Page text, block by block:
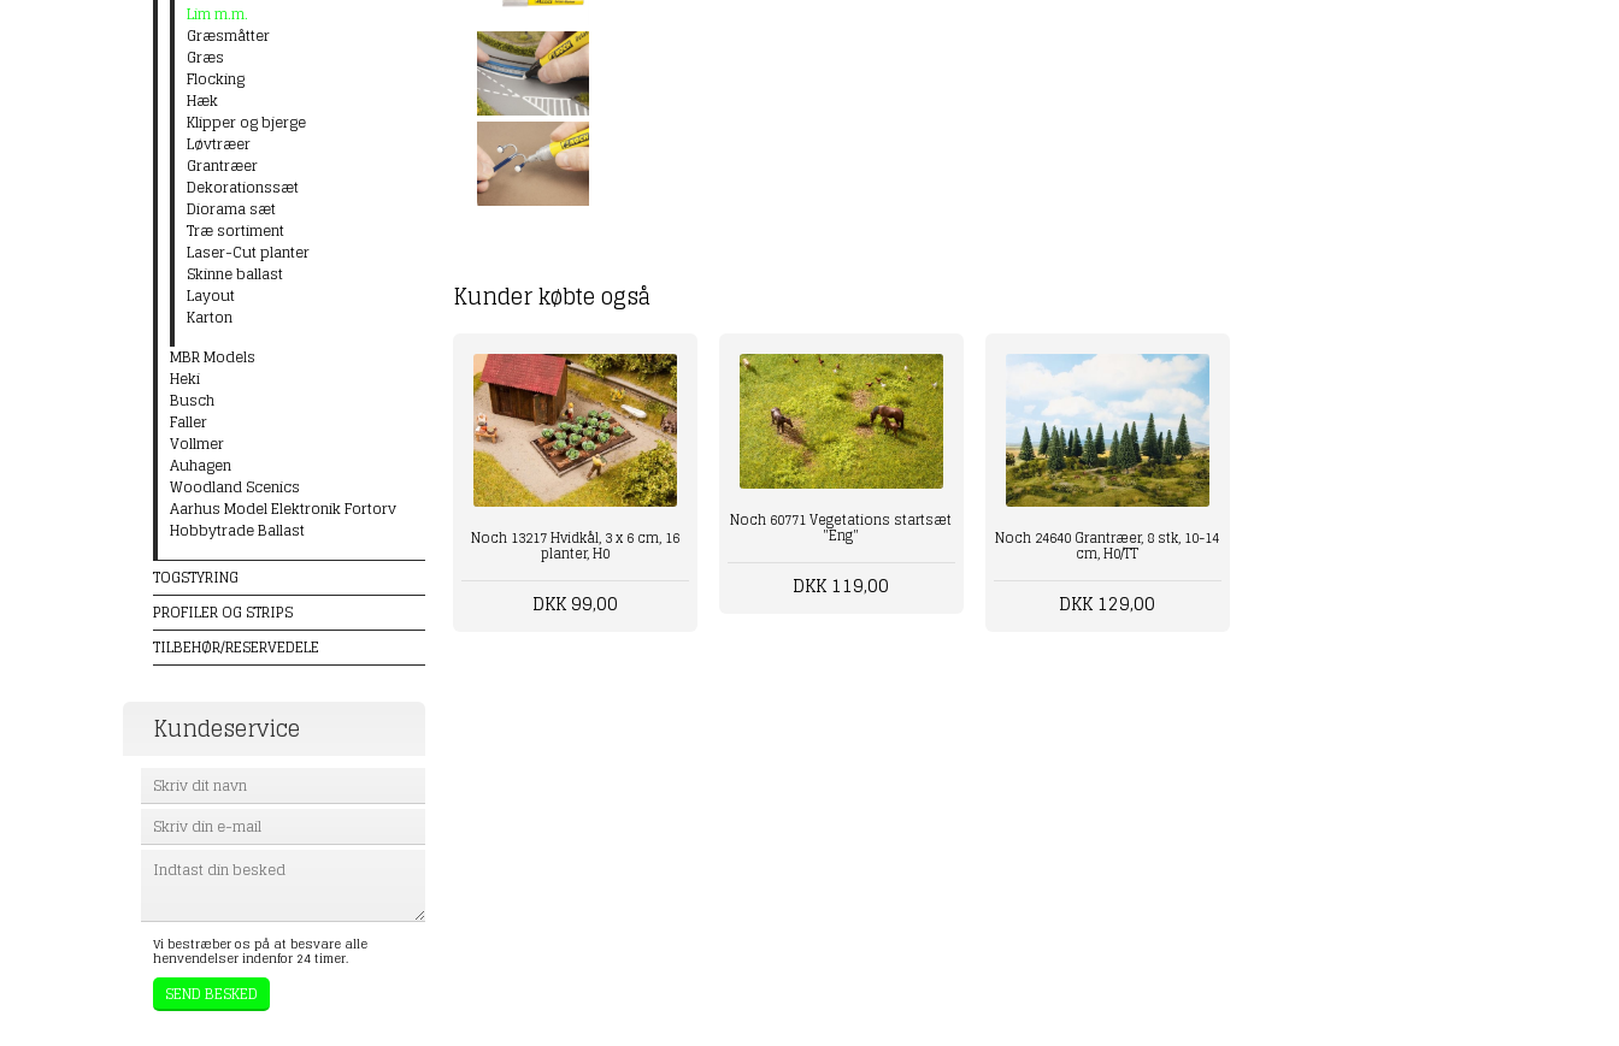
Lim m.m.
Græsmåtter
Græs
Flocking
Hæk
Klipper og bjerge
Løvtræer
Grantræer
Dekorationssæt
Diorama sæt
Træ sortiment
Laser-Cut planter
Skinne ballast
Layout
Karton
MBR Models
Heki
Busch
Faller
Vollmer
Auhagen
Woodland Scenics
Aarhus Model Elektronik Fortorv
Hobbytrade Ballast
TOGSTYRING
PROFILER OG STRIPS
TILBEHØR/RESERVEDELE
Kundeservice
Vi bestræber os på at besvare alle
henvendelser indenfor 24 timer.
Kunder købte også
Noch 13217 Hvidkål, 3 x 6 cm, 16
planter, H0
DKK 99,00
Noch 60771 Vegetations startsæt
"Eng"
DKK 119,00
Noch 24640 Grantræer, 8 stk, 10-14
cm, H0/TT
DKK 129,00